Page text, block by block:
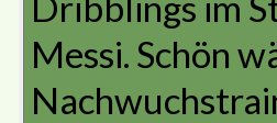
Messi. Schön